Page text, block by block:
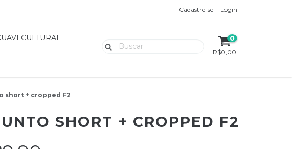
Cadastre-se Login
CULTURAL 0
R$0,00
short + cropped F2
SHORT + CROPPED F2